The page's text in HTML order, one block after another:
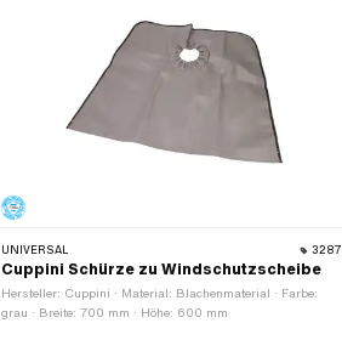
UNIVERSAL
Cuppini Schürze zu Windschutzscheibe
Hersteller: Cuppini · Material: Blachenmaterial · Farbe:
grau · Breite: 700 mm · Höhe: 600 mm